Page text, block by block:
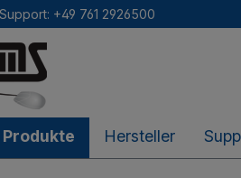
+49 761 2926500
Produkte Hersteller